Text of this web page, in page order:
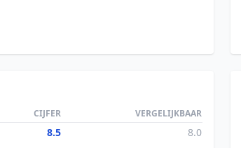
CIJFER VERGELIJKBAAR
8.5 8.0